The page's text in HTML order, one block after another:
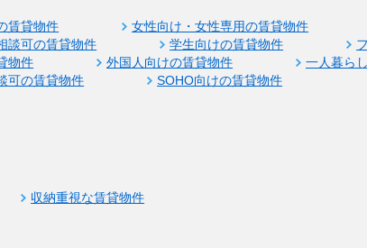
賃貸物件 女性向け・女性専用の賃貸物件
談可の賃貸物件
学生向けの賃貸物件
物件
外国人向けの賃貸物件
一人暮ら
可の賃貸物件
SOHO向けの賃貸物件
収納重視な賃貸物件